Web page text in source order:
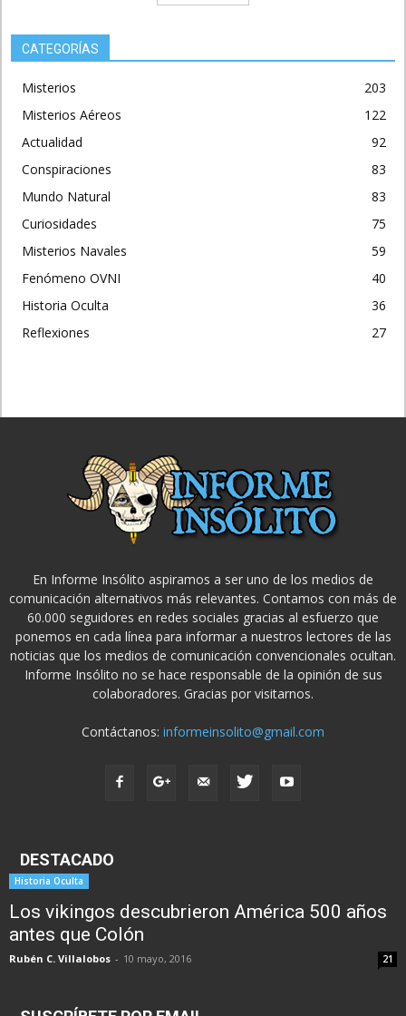
CATEGORÍAS
Misterios
203
Misterios Aéreos
122
Actualidad
92
Conspiraciones
83
Mundo Natural
83
Curiosidades
75
Misterios Navales
59
Fenómeno OVNI
40
Historia Oculta
36
Reflexiones
27
En Informe Insólito aspiramos a ser uno de los medios de
comunicación alternativos más relevantes. Contamos con más de
60.000 seguidores en redes sociales gracias al esfuerzo que
ponemos en cada línea para informar a nuestros lectores de las
noticias que los medios de comunicación convencionales ocultan.
Informe Insólito no se hace responsable de la opinión de sus
colaboradores. Gracias por visitarnos.
Contáctanos: informeinsolito@gmail.com
DESTACADO
Historia Oculta
Los vikingos descubrieron América 500 años
antes que Colón
Rubén C. Villalobos - 10 mayo, 2016 21